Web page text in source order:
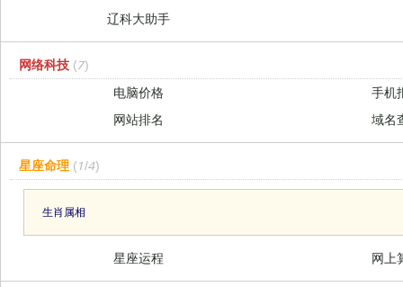
辽科大助手
网络科技 (7)
电脑价格
手机
网站排名
域名
星座命理 (1/4)
生肖属相
星座运程 网上